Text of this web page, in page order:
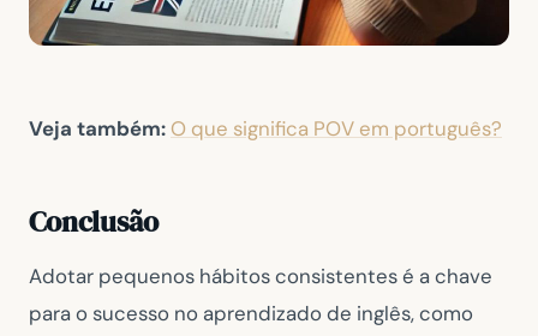
Veja também: O que significa POV em português?
Conclusão
Adotar pequenos hábitos consistentes é a chave
para o sucesso no aprendizado de inglês, como